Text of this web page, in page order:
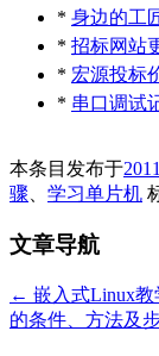
* 身边的工
* 招标网站
* 宏源投标
* 串口调试
本条目发布于
骤
学习单片机
文章导航
← 嵌入式Linux
的条件、方法及